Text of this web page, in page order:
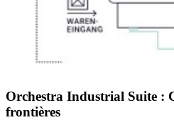
Orchestra Industrial Suite :
frontières